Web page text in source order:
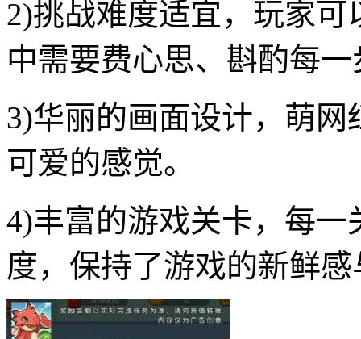
2)挑战难度适宜，玩家
中需要费心思、斟酌每
3)华丽的画面设计，萌
可爱的感觉。
4)丰富的游戏关卡，每
度，保持了游戏的新鲜